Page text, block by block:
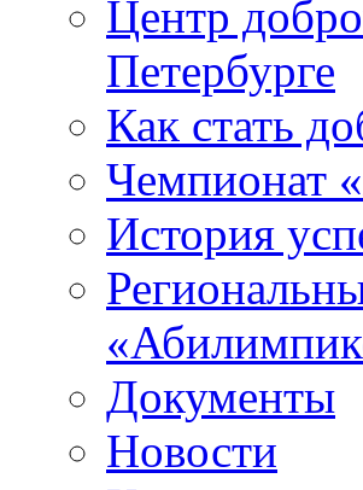
Центр
Петербурге
Как стать
Чемпионат
История
Документы
Новости